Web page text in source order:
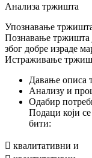
Анализа тржишта
Упознавање
Познавање тржишта
због добре израде
Истраживање
Давање описа
Анализу и
Одабир
Подаци који
бити:
 квалитативни и